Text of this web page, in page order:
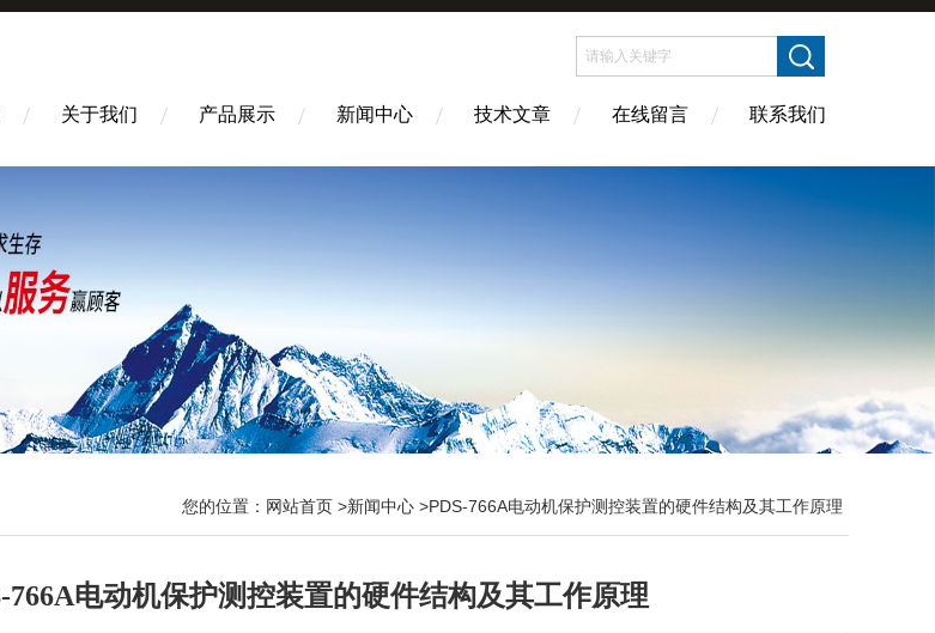
关于我们 产品展示 新闻中心 技术文章 在线留言 联系我们
您的位置： 网站首页 >新闻中心 >PDS-766A电动机保护测控装置的硬件结构及其工作原理
766A电动机保护测控装置的硬件结构及其工作原理